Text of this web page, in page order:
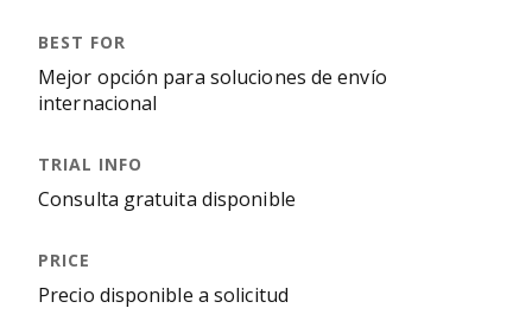
Mejor opción para soluciones de envío
internacional
Consulta gratuita disponible
Precio disponible a solicitud